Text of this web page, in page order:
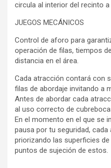
circula al interior del recinto
JUEGOS MECÁNICOS
Control de aforo para
operación de filas, tiempos
distancia en el área.
Cada atracción contará con
filas de abordaje invitando a
Antes de abordar cada
al uso correcto de
En el momento en el que se
pausa por tu seguridad,
priorizando las superficies
puntos de sujeción de estos.